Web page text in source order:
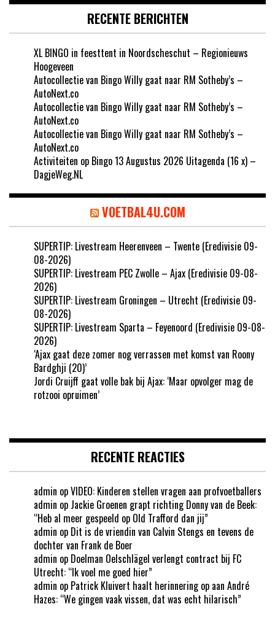
RECENTE BERICHTEN
XL BINGO in feesttent in Noordscheschut – Regionieuws
Hoogeveen
Autocollectie van Bingo Willy gaat naar RM Sotheby’s –
AutoNext.co
Autocollectie van Bingo Willy gaat naar RM Sotheby’s –
AutoNext.co
Autocollectie van Bingo Willy gaat naar RM Sotheby’s –
AutoNext.co
Activiteiten op Bingo 13 Augustus 2026 Uitagenda (16 x) –
DagjeWeg.NL
VOETBAL4U.COM
SUPERTIP: Livestream Heerenveen – Twente (Eredivisie 09-
08-2026)
SUPERTIP: Livestream PEC Zwolle – Ajax (Eredivisie 09-08-
2026)
SUPERTIP: Livestream Groningen – Utrecht (Eredivisie 09-
08-2026)
SUPERTIP: Livestream Sparta – Feyenoord (Eredivisie 09-08-
2026)
‘Ajax gaat deze zomer nog verrassen met komst van Roony
Bardghji (20)’
Jordi Cruijff gaat volle bak bij Ajax: ‘Maar opvolger mag de
rotzooi opruimen’
RECENTE REACTIES
admin opVIDEO: Kinderen stellen vragen aan profvoetballers
admin op Jackie Groenen grapt richting Donny van de Beek:
“Heb al meer gespeeld op Old Trafford dan jij”
admin op Dit is de vriendin van Calvin Stengs en tevens de
dochter van Frank de Boer
admin op Doelman Oelschlägel verlengt contract bij FC
Utrecht: “Ik voel me goed hier”
admin op Patrick Kluivert haalt herinnering op aan André
Hazes: “We gingen vaak vissen, dat was echt hilarisch”